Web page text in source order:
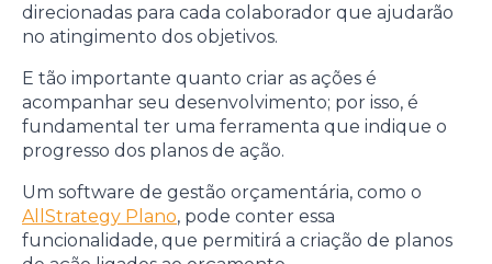
direcionadas para cada colaborador que ajudarão
no atingimento dos objetivos.
E tão importante quanto criar as ações é
acompanhar seu desenvolvimento; por isso, é
fundamental ter uma ferramenta que indique o
progresso dos planos de ação.
Um software de gestão orçamentária, como o
AllStrategy Plano, pode conter essa
funcionalidade, que permitirá a criação de planos